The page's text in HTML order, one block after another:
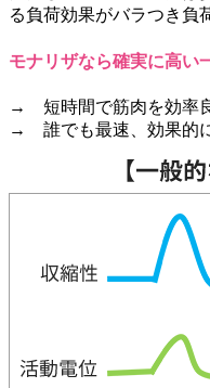
る負荷効果がバラつき負
モナリザなら確実に高い
→ 短時間で筋肉を効率
→ 誰でも最速、効果的